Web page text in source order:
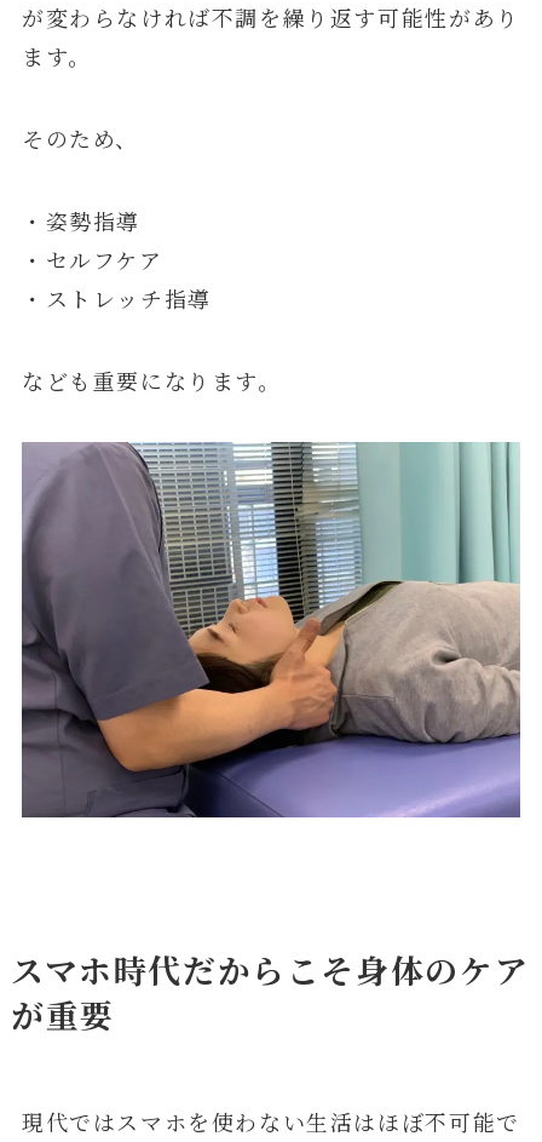
が変わらなければ不調を繰り返す可能性があり
ます。
そのため、
・姿勢指導
・セルフケア
・ストレッチ指導
なども重要になります。
スマホ時代だからこそ身体のケア
が重要
現代ではスマホを使わない生活はほぼ不可能で